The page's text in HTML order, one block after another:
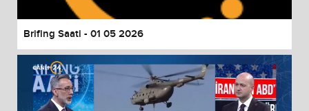
Brifing Saati - 01 05 2026